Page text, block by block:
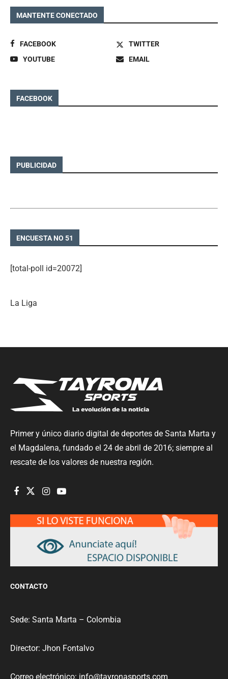
MANTENTE CONECTADO
FACEBOOK
TWITTER
YOUTUBE
EMAIL
FACEBOOK
PUBLICIDAD
ENCUESTA NO 51
[total-poll id=20072]
La Liga
Primer y único diario digital de deportes de Santa Marta y
el Magdalena, fundado el 24 de abril de 2016; siempre al
rescate de los valores de nuestra región.
CONTACTO
Sede: Santa Marta – Colombia
Director: Jhon Fontalvo
Correo electrónico: info@tayronasports.com